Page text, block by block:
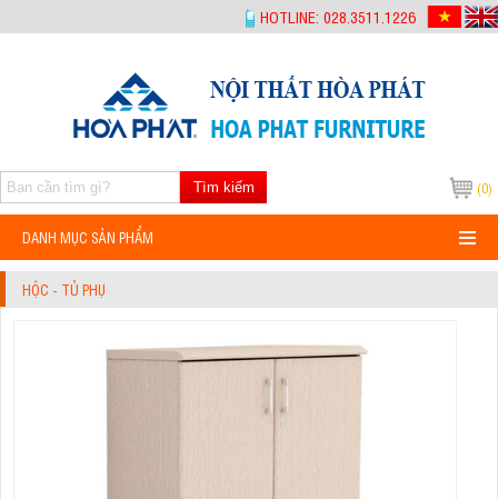
HOTLINE: 028.3511.1226
(0)
Tìm kiếm
DANH MỤC SẢN PHẨM
HỘC - TỦ PHỤ